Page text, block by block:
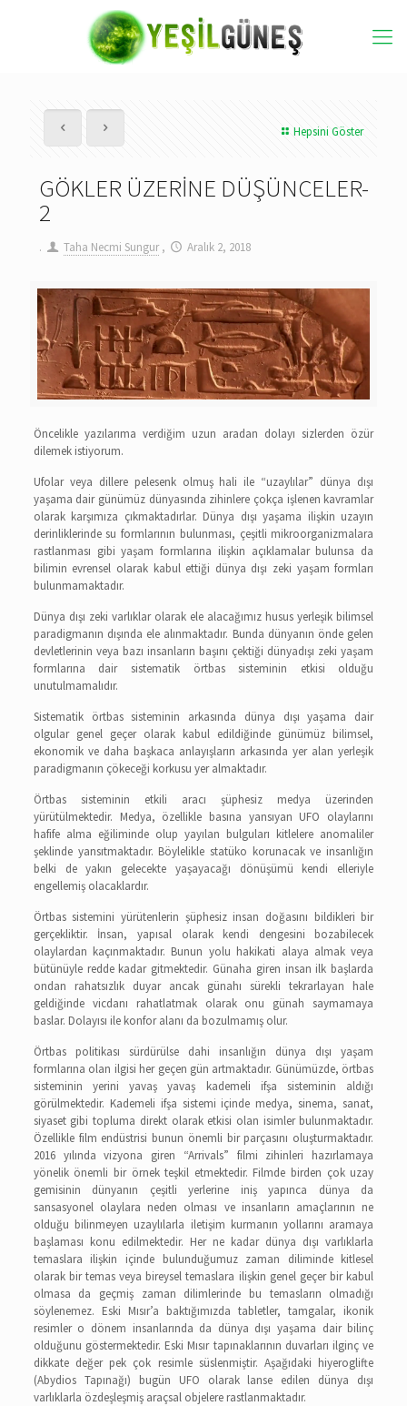
Hepsini Göster
GÖKLER ÜZERİNE DÜŞÜNCELER-
2
. Taha Necmi Sungur , Aralık 2, 2018
Öncelikle yazılarıma verdiğim uzun aradan dolayı sizlerden özür
dilemek istiyorum.
Ufolar veya dillere pelesenk olmuş hali ile “uzaylılar” dünya dışı
yaşama dair günümüz dünyasında zihinlere çokça işlenen kavramlar
olarak karşımıza çıkmaktadırlar. Dünya dışı yaşama ilişkin uzayın
derinliklerinde su formlarının bulunması, çeşitli mikroorganizmalara
rastlanması gibi yaşam formlarına ilişkin açıklamalar bulunsa da
bilimin evrensel olarak kabul ettiği dünya dışı zeki yaşam formları
bulunmamaktadır.
Dünya dışı zeki varlıklar olarak ele alacağımız husus yerleşik bilimsel
paradigmanın dışında ele alınmaktadır. Bunda dünyanın önde gelen
devletlerinin veya bazı insanların başını çektiği dünyadışı zeki yaşam
formlarına dair sistematik örtbas sisteminin etkisi olduğu
unutulmamalıdır.
Sistematik örtbas sisteminin arkasında dünya dışı yaşama dair
olgular genel geçer olarak kabul edildiğinde günümüz bilimsel,
ekonomik ve daha başkaca anlayışların arkasında yer alan yerleşik
paradigmanın çökeceği korkusu yer almaktadır.
Örtbas sisteminin etkili aracı şüphesiz medya üzerinden
yürütülmektedir. Medya, özellikle basına yansıyan UFO olaylarını
hafife alma eğiliminde olup yayılan bulguları kitlelere anomaliler
şeklinde yansıtmaktadır. Böylelikle statüko korunacak ve insanlığın
belki de yakın gelecekte yaşayacağı dönüşümü kendi elleriyle
engellemiş olacaklardır.
Örtbas sistemini yürütenlerin şüphesiz insan doğasını bildikleri bir
gerçekliktir. İnsan, yapısal olarak kendi dengesini bozabilecek
olaylardan kaçınmaktadır. Bunun yolu hakikati alaya almak veya
bütünüyle redde kadar gitmektedir. Günaha giren insan ilk başlarda
ondan rahatsızlık duyar ancak günahı sürekli tekrarlayan hale
geldiğinde vicdanı rahatlatmak olarak onu günah saymamaya
baslar. Dolayısı ile konfor alanı da bozulmamış olur.
Örtbas politikası sürdürülse dahi insanlığın dünya dışı yaşam
formlarına olan ilgisi her geçen gün artmaktadır. Günümüzde, örtbas
sisteminin yerini yavaş yavaş kademeli ifşa sisteminin aldığı
görülmektedir. Kademeli ifşa sistemi içinde medya, sinema, sanat,
siyaset gibi topluma direkt olarak etkisi olan isimler bulunmaktadır.
Özellikle film endüstrisi bunun önemli bir parçasını oluşturmaktadır.
2016 yılında vizyona giren “Arrivals” filmi zihinleri hazırlamaya
yönelik önemli bir örnek teşkil etmektedir. Filmde birden çok uzay
gemisinin dünyanın çeşitli yerlerine iniş yapınca dünya da
sansasyonel olaylara neden olması ve insanların amaçlarının ne
olduğu bilinmeyen uzaylılarla iletişim kurmanın yollarını aramaya
başlaması konu edilmektedir. Her ne kadar dünya dışı varlıklarla
temaslara ilişkin içinde bulunduğumuz zaman diliminde kitlesel
olarak bir temas veya bireysel temaslara ilişkin genel geçer bir kabul
olmasa da geçmiş zaman dilimlerinde bu temasların olmadığı
söylenemez. Eski Mısır’a baktığımızda tabletler, tamgalar, ikonik
resimler o dönem insanlarında da dünya dışı yaşama dair bilinç
olduğunu göstermektedir. Eski Mısır tapınaklarının duvarları ilginç ve
dikkate değer pek çok resimle süslenmiştir. Aşağıdaki hiyeroglifte
(Abydios Tapınağı) bugün UFO olarak lanse edilen dünya dışı
varlıklarla özdeşleşmiş araçsal objelere rastlanmaktadır.